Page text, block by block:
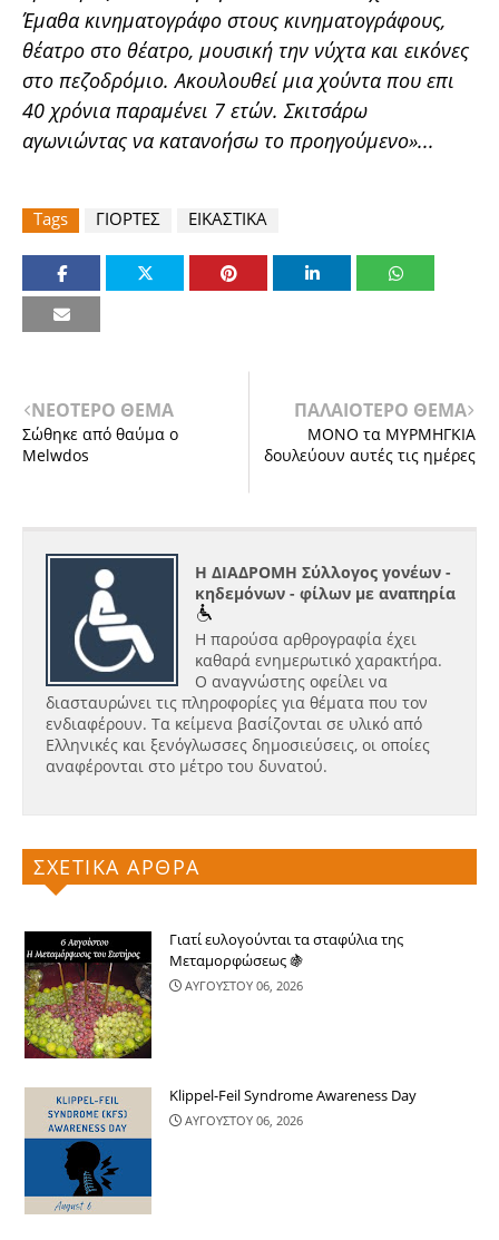
Έμαθα κινηματογράφο στους κινηματογράφους,
θέατρο στο θέατρο, μουσική την νύχτα και εικόνες
στο πεζοδρόμιο. Ακουλουθεί μια χούντα που επι
40 χρόνια παραμένει 7 ετών. Σκιτσάρω
αγωνιώντας να κατανοήσω το προηγούμενο»...
Tags ΓΙΟΡΤΕΣ ΕΙΚΑΣΤΙΚΑ
ΝΕΟΤΕΡΟ ΘΕΜΑ
Σώθηκε από θαύμα ο
Melwdos
ΠΑΛΑΙΟΤΕΡΟ ΘΕΜΑ
ΜΟΝΟ τα ΜΥΡΜΗΓΚΙΑ
δουλεύουν αυτές τις ημέρες
Η ΔΙΑΔΡΟΜΗ Σύλλογος γονέων -
κηδεμόνων - φίλων με αναπηρία
Η παρούσα αρθρογραφία έχει
καθαρά ενημερωτικό χαρακτήρα.
Ο αναγνώστης οφείλει να
διασταυρώνει τις πληροφορίες για θέματα που τον
ενδιαφέρουν. Τα κείμενα βασίζονται σε υλικό από
Ελληνικές και ξενόγλωσσες δημοσιεύσεις, οι οποίες
αναφέρονται στο μέτρο του δυνατού.
ΣΧΕΤΙΚΑ ΑΡΘΡΑ
Γιατί ευλογούνται τα σταφύλια της
Μεταμορφώσεως 🍇
ΑΥΓΟΥΣΤΟΥ 06, 2026
Klippel-Feil Syndrome Awareness Day
ΑΥΓΟΥΣΤΟΥ 06, 2026